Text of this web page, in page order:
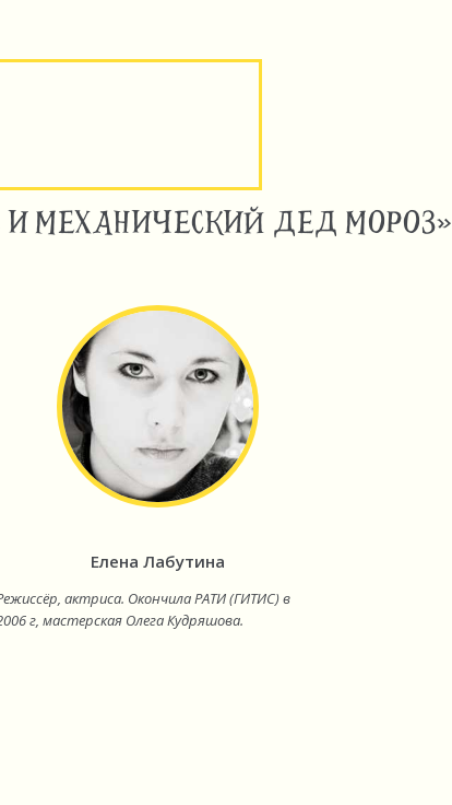
МЕХАНИЧЕСКИЙ ДЕД МОРОЗ»
Елена Лабутина
актриса. Окончила РАТИ (ГИТИС) в
г, мастерская Олега Кудряшова.